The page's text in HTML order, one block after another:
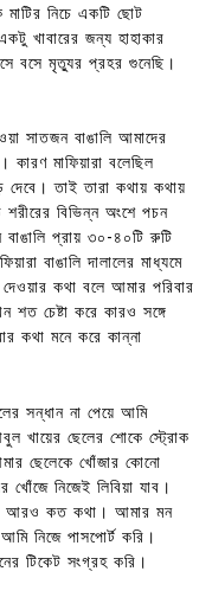
নিচে একটি ছোট
খাবারের জন্য হাহাকার
বসে মৃত্যুর প্রহর গুনেছি।
সাতজন বাঙালি আমাদের
মাফিয়ারা বলেছিল
তাই তারা কথায় কথায়
বিভিন্ন অংশে পচন
প্রায় ৩০-৪০টি রুটি
বাঙালি দালালের মাধ্যমে
দেওয়ার কথা বলে আমার পরিবার
চেষ্টা করে কারও সঙ্গে
কথা মনে করে কান্না
সন্ধান না পেয়ে আমি
খায়ের ছেলের শোকে স্ট্রোক
ছেলেকে খোঁজার কোনো
খোঁজে নিজেই লিবিয়া যাব।
আরও কত কথা। আমার মন
নিজে পাসপোর্ট করি।
টিকেট সংগ্রহ করি।